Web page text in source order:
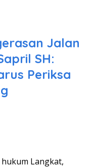
Jalan
SH:
Periksa
Langkat,